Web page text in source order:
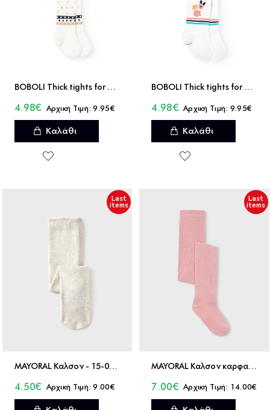
BOBOLI Thick tights for baby girl -BCI - 122027
4.98€ 9.95€
Καλάθι
BOBOLI Thick tights for baby girl -BCI - 132051
4.98€ 9.95€
Καλάθι
Last
items
MAYORAL Καλσον - 15-09916
4.50€ 9.00€
Last
items
MAYORAL Καλσον καρφακια τρουκς - 15-10046
7.00€ 14.00€